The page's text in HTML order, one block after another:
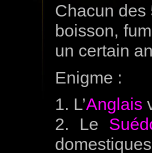
Chacun des
boisson,
un certain
Enigme :
1. L’Anglais
2. Le